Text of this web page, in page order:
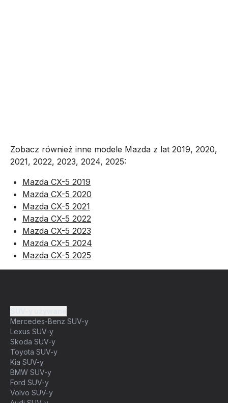
Zobacz również inne modele Mazda z lat 2019, 2020,
2021, 2022, 2023, 2024, 2025:
Mazda CX-5 2019
Mazda CX-5 2020
Mazda CX-5 2021
Mazda CX-5 2022
Mazda CX-5 2023
Mazda CX-5 2024
Mazda CX-5 2025
Mercedes-Benz SUV-y
Lexus SUV-y
Skoda SUV-y
Toyota SUV-y
Kia SUV-y
BMW SUV-y
Ford SUV-y
Volvo SUV-y